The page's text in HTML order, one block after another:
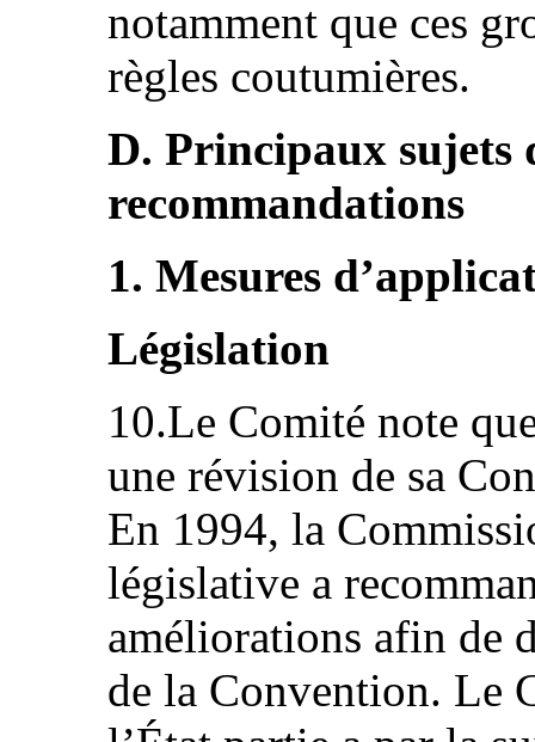
notamment que ces
règles coutumières.
D. Principaux sujets
recommandations
1. Mesures
Législation
10.Le Comité note
une révision de sa
En 1994, la
législative a
améliorations afin de
de la Convention. Le